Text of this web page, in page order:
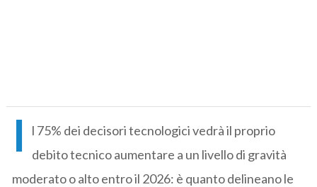
I
l 75% dei decisori tecnologici vedrà il proprio
debito tecnico aumentare a un livello di gravità
moderato o alto entro il 2026: è quanto delineano le